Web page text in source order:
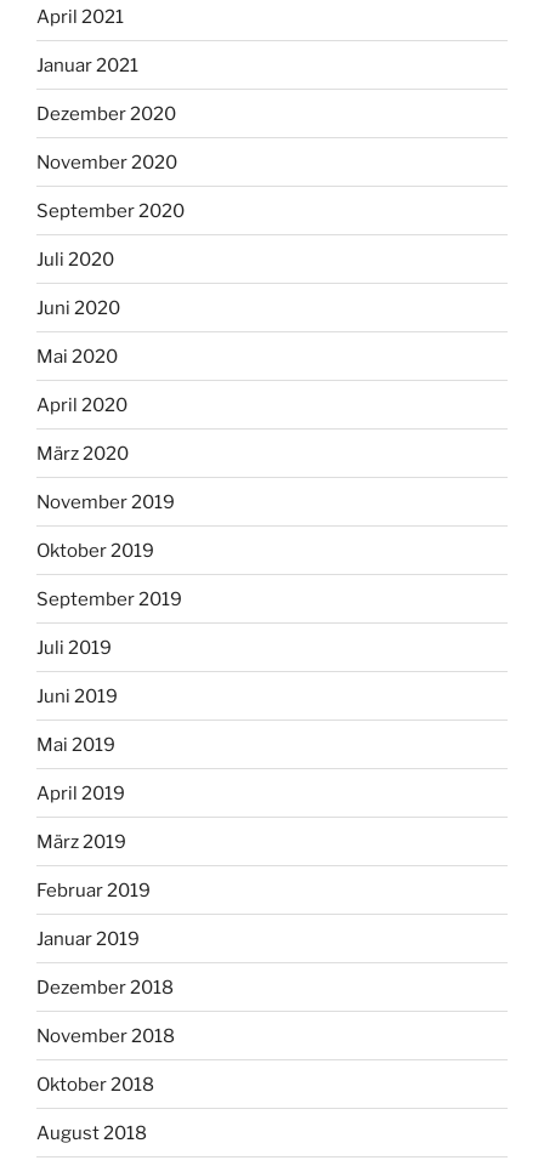
April 2021
Januar 2021
Dezember 2020
November 2020
September 2020
Juli 2020
Juni 2020
Mai 2020
April 2020
März 2020
November 2019
Oktober 2019
September 2019
Juli 2019
Juni 2019
Mai 2019
April 2019
März 2019
Februar 2019
Januar 2019
Dezember 2018
November 2018
Oktober 2018
August 2018